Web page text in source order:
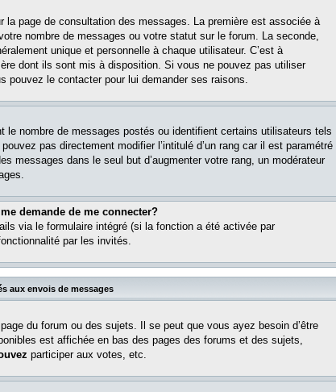
la page de consultation des messages. La première est associée à
nombre de messages ou votre statut sur le forum. La seconde,
unique et personnelle à chaque utilisateur. C’est à
dont ils sont mis à disposition. Si vous ne pouvez pas utiliser
pouvez le contacter pour lui demander ses raisons.
le nombre de messages postés ou identifient certains utilisateurs tels
pas directement modifier l’intitulé d’un rang car il est paramétré
messages dans le seul but d’augmenter votre rang, un modérateur
demande de me connecter?
via le formulaire intégré (si la fonction a été activée par
par les invités.
aux envois de messages
du forum ou des sujets. Il se peut que vous ayez besoin d’être
est affichée en bas des pages des forums et des sujets,
participer aux votes, etc.